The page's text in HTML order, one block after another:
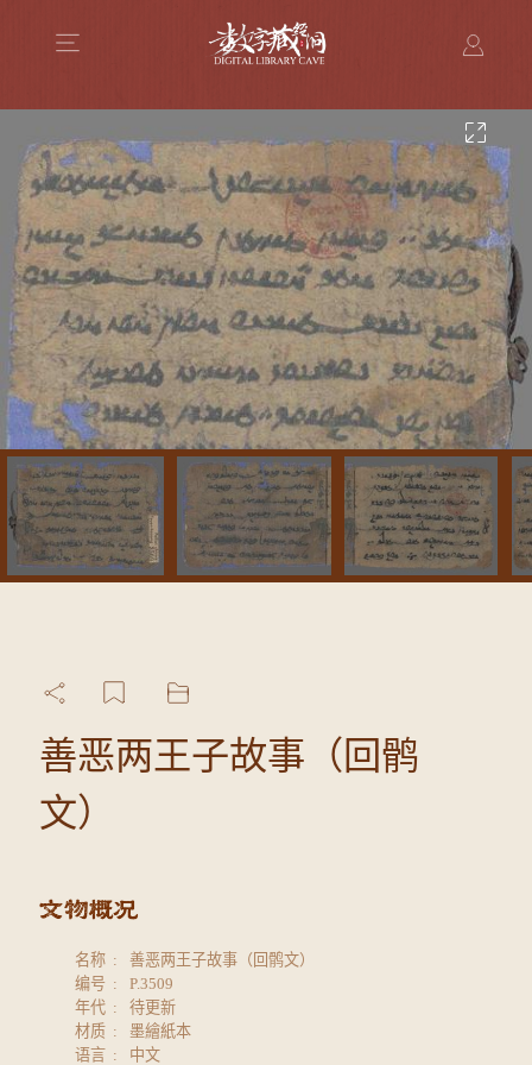
善恶两王子故事（回鹘
文）
名称
善恶两王子故事（回鹘文）
编号
P.3509
年代
待更新
材质
墨繪紙本
语言
中文